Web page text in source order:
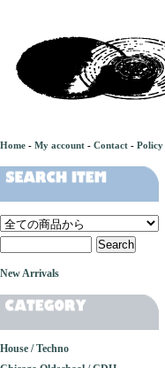
Home - My account - Contact - Policy
New Arrivals
House / Techno